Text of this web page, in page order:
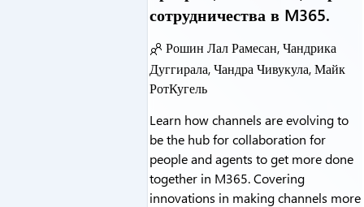
сотрудничества в M365.
Рошин Лал Рамесан, Чандрика
Дуггирала, Чандра Чивукула, Майк
РотКугель
Learn how channels are evolving to
be the hub for collaboration for
people and agents to get more done
together in M365. Covering
innovations in making channels more